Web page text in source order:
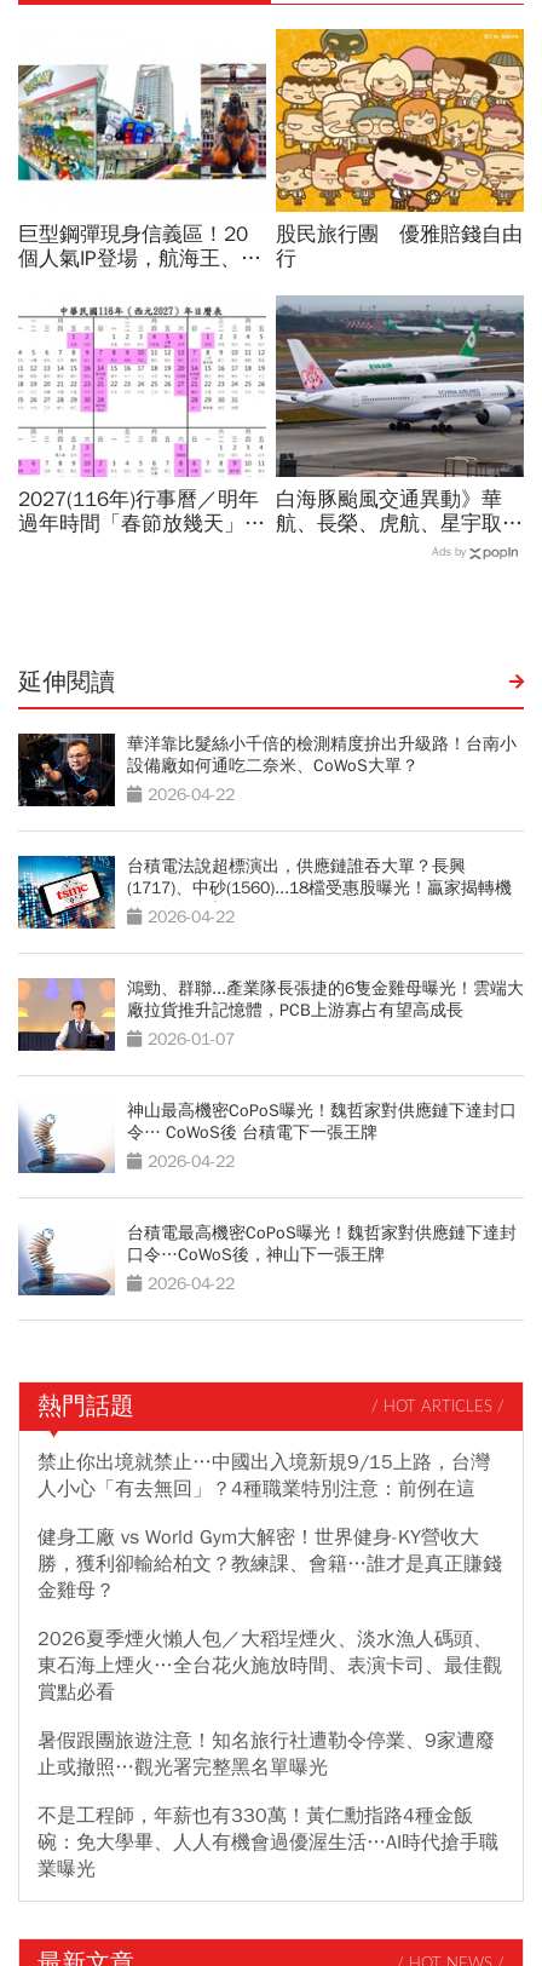
巨型鋼彈現身信義區！20
個人氣IP登場，航海王、哥
點打卡熱點，活動只到這天
股民旅行團 優雅賠錢自由
行
2027(116年)行事曆／明年
過年時間「春節放幾天」、
白海豚颱風交通異動》華
航、長榮、虎航、星宇取消
航班：8/6-8/8逾50班次停
Ads by
延伸閱讀
華洋靠比髮絲小千倍的檢測精度拚出升級路！台南小
設備廠如何通吃二奈米、CoWoS大單？
2026-04-22
台積電法說超標演出，供應鏈誰吞大單？長興
(1717)、中砂(1560)...18檔受惠股曝光！贏家揭轉機
股2種操作法
2026-04-22
鴻勁、群聯...產業隊長張捷的6隻金雞母曝光！雲端大
廠拉貨推升記憶體，PCB上游寡占有望高成長
2026-01-07
神山最高機密CoPoS曝光！魏哲家對供應鏈下達封口
令… CoWoS後 台積電下一張王牌
2026-04-22
台積電最高機密CoPoS曝光！魏哲家對供應鏈下達封
口令…CoWoS後，神山下一張王牌
2026-04-22
熱門話題 / HOT ARTICLES /
禁止你出境就禁止…中國出入境新規9/15上路，台灣
人小心「有去無回」？4種職業特別注意：前例在這
健身工廠 vs World Gym大解密！世界健身-KY營收大
勝，獲利卻輸給柏文？教練課、會籍…誰才是真正賺錢
金雞母？
2026夏季煙火懶人包／大稻埕煙火、淡水漁人碼頭、
東石海上煙火…全台花火施放時間、表演卡司、最佳觀
賞點必看
暑假跟團旅遊注意！知名旅行社遭勒令停業、9家遭廢
止或撤照…觀光署完整黑名單曝光
不是工程師，年薪也有330萬！黃仁勳指路4種金飯
碗：免大學畢、人人有機會過優渥生活…AI時代搶手職
業曝光